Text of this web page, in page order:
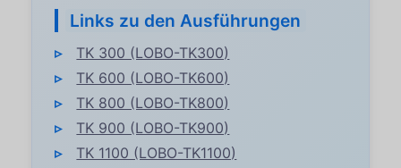
Links zu den Ausführungen
TK 300 (LOBO-TK300)
TK 600 (LOBO-TK600)
TK 800 (LOBO-TK800)
TK 900 (LOBO-TK900)
TK 1100 (LOBO-TK1100)